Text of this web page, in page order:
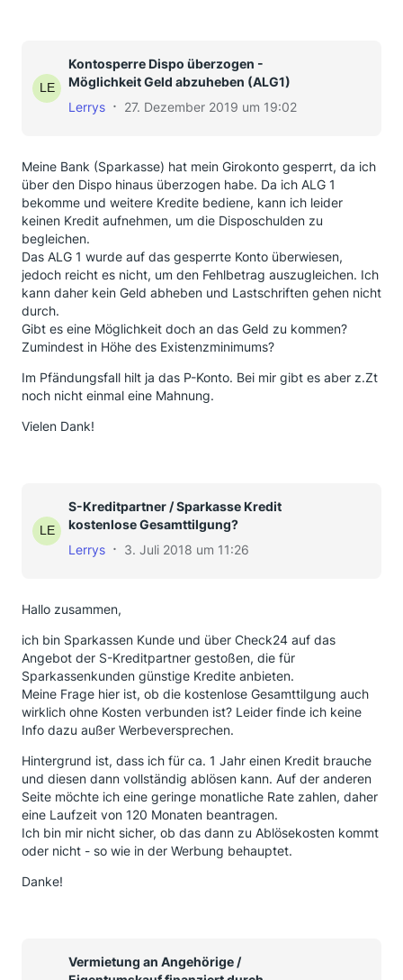
Kontosperre Dispo überzogen -
Möglichkeit Geld abzuheben (ALG1)
Lerrys
27. Dezember 2019 um 19:02
Meine Bank (Sparkasse) hat mein Girokonto gesperrt, da ich
über den Dispo hinaus überzogen habe. Da ich ALG 1
bekomme und weitere Kredite bediene, kann ich leider
keinen Kredit aufnehmen, um die Disposchulden zu
begleichen.
Das ALG 1 wurde auf das gesperrte Konto überwiesen,
jedoch reicht es nicht, um den Fehlbetrag auszugleichen. Ich
kann daher kein Geld abheben und Lastschriften gehen nicht
durch.
Gibt es eine Möglichkeit doch an das Geld zu kommen?
Zumindest in Höhe des Existenzminimums?
Im Pfändungsfall hilt ja das P-Konto. Bei mir gibt es aber z.Zt
noch nicht einmal eine Mahnung.
Vielen Dank!
S-Kreditpartner / Sparkasse Kredit
kostenlose Gesamttilgung?
Lerrys
3. Juli 2018 um 11:26
Hallo zusammen,
ich bin Sparkassen Kunde und über Check24 auf das
Angebot der S-Kreditpartner gestoßen, die für
Sparkassenkunden günstige Kredite anbieten.
Meine Frage hier ist, ob die kostenlose Gesamttilgung auch
wirklich ohne Kosten verbunden ist? Leider finde ich keine
Info dazu außer Werbeversprechen.
Hintergrund ist, dass ich für ca. 1 Jahr einen Kredit brauche
und diesen dann vollständig ablösen kann. Auf der anderen
Seite möchte ich eine geringe monatliche Rate zahlen, daher
eine Laufzeit von 120 Monaten beantragen.
Ich bin mir nicht sicher, ob das dann zu Ablösekosten kommt
oder nicht - so wie in der Werbung behauptet.
Danke!
Vermietung an Angehörige /